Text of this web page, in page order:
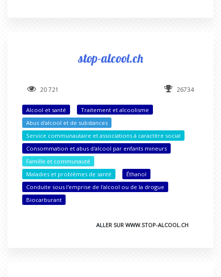
stop-alcool.ch
20 721 26734
Alcool et santé
Traitement et alcoolisme
Abus d'alcool et de substances
Service communautaire et associations à caractère social
Consommation et abus d'alcool par enfants mineurs
Famille et communauté
Maladies et problèmes de santé
Éthanol
Conduite sous l'emprise de l'alcool ou de la drogue
Biocarburant
ALLER SUR WWW.STOP-ALCOOL.CH